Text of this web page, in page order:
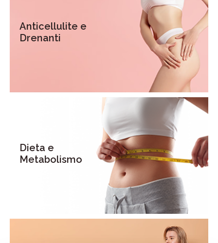
Anticellulite e
Drenanti
Dieta e
Metabolismo